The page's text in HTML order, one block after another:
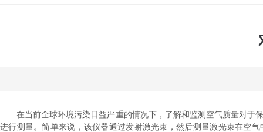
在当前全球环境污染日益严重的情况下，了解和监测空气质量对于
进行测量。简单来说，该仪器通过发射激光束，然后测量激光束在空